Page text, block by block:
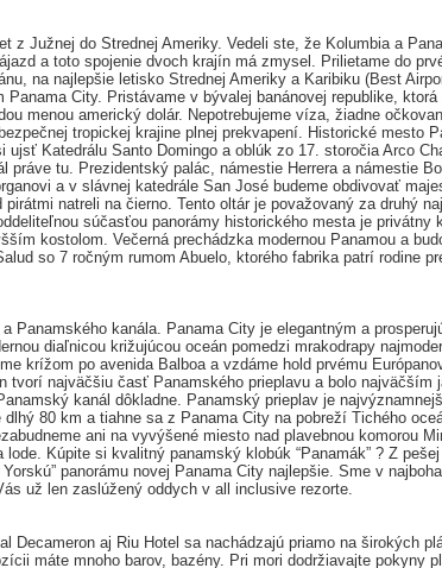
z Južnej do Strednej Ameriky. Vedeli ste, že Kolumbia a
a toto spojenie dvoch krajín má zmysel. Prilietame do
na najlepšie letisko Strednej Ameriky a Karibiku (Best
Panama City. Pristávame v bývalej banánovej republike,
menou americký dolár. Nepotrebujeme víza, žiadne
tropickej krajine plnej prekvapení. Historické mesto
ujsť Katedrálu Santo Domingo a oblúk zo 17. storočia Arco
práve tu. Prezidentský palác, námestie Herrera a námestie
a v slávnej katedrále San José budeme obdivovať
pirátmi natreli na čierno. Tento oltár je považovaný za druhý
súčasťou panorámy historického mesta je privátny
kostolom. Večerná prechádzka modernou Panamou a
so 7 ročným rumom Abuelo, ktorého fabrika patrí rodine
Panamského kanála. Panama City je elegantným a
diaľnicou križujúcou oceán pomedzi mrakodrapy
krížom po avenida Balboa a vzdáme hold prvému
tvorí najväčšiu časť Panamského prieplavu a bolo najväčším
kanál dôkladne. Panamský prieplav je
80 km a tiahne sa z Panama City na pobreží Tichého
ani na vyvýšené miesto nad plavebnou komorou
Kúpite si kvalitný panamský klobúk “Panamák” ? Z
panorámu novej Panama City najlepšie. Sme v
už len zaslúžený oddych v all inclusive rezorte.
Decameron aj Riu Hotel sa nachádzajú priamo na širokých
máte mnoho barov, bazény. Pri mori dodržiavajte pokyny